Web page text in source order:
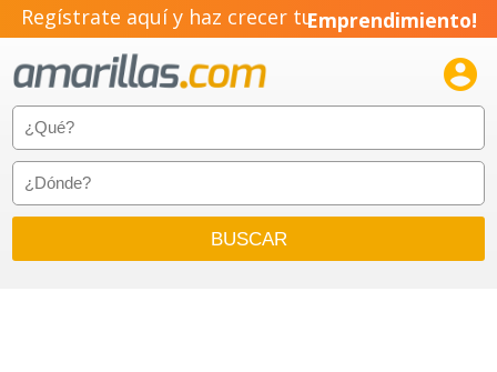
Regístrate aquí y haz crecer tuEmprendimiento!
